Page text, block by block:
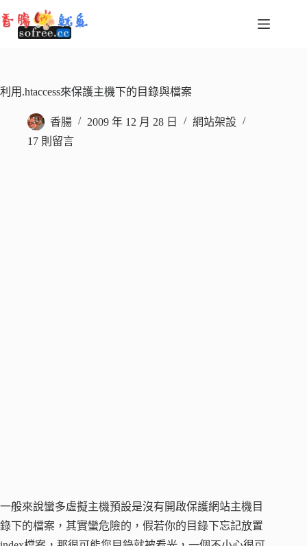
至
容
利用.htaccess來保護主機下的目錄與檔案
香腸 2009 年 12 月 28 日
網站架設
17 則留言
一般來說蠻多虛擬主機預設是沒有開啟保護網站主機目
錄下的檔案，其實蠻危險的，假若你的目錄下忘記放置